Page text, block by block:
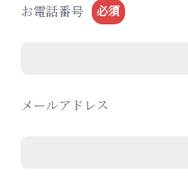
お電話番号 必須
メールアドレス